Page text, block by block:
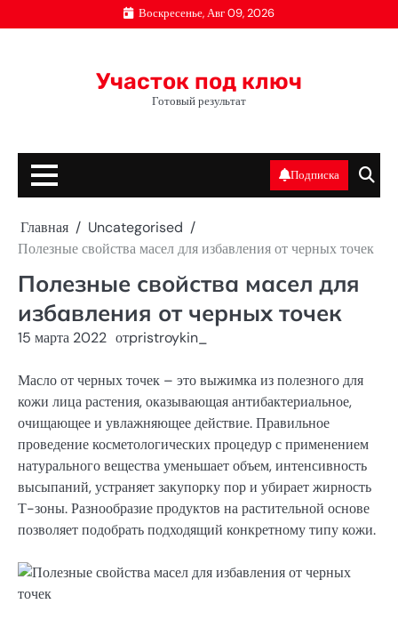
к
Воскресенье, Авг 09, 2026
Участок под ключ
Готовый результат
Подписка
Главная
Uncategorised
Полезные свойства масел для избавления от черных точек
Полезные свойства масел для
избавления от черных точек
15 марта 2022 отpristroykin_
Масло от черных точек – это выжимка из полезного для
кожи лица растения, оказывающая антибактериальное,
очищающее и увлажняющее действие. Правильное
проведение косметологических процедур с применением
натурального вещества уменьшает объем, интенсивность
высыпаний, устраняет закупорку пор и убирает жирность
Т-зоны. Разнообразие продуктов на растительной основе
позволяет подобрать подходящий конкретному типу кожи.